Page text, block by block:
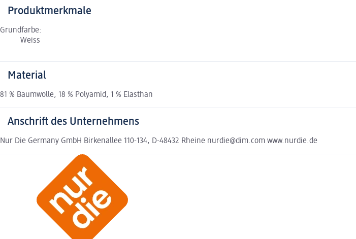
Produktmerkmale
Grundfarbe:
Weiss
Material
81 % Baumwolle, 18 % Polyamid, 1 % Elasthan
Anschrift des Unternehmens
Nur Die Germany GmbH Birkenallee 110-134, D-48432 Rheine nurdie@dim.com www.nurdie.de